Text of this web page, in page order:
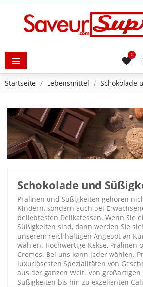
 
0
Startseite Lebensmittel Schokolade
Schokolade und
Pralinen und Süßigkeiten gehören
Kindern, sondern auch bei
beliebtesten Delikatessen. Wenn Sie
Süßigkeiten sind, dann werden Sie
unserem reichhaltigen Angebot an
wählen. Hochwertige Kekse, Pralinen
Cremes. Bei uns kann jeder wählen.
luxuriösesten Spezialitäten von
aus der ganzen Welt. Von großartigen
Süßigkeiten bis hin zu exzellenten